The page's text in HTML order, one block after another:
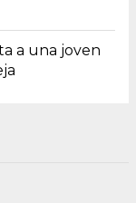
a una joven